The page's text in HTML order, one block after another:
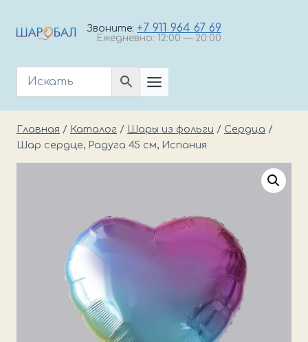
Звоните: +7 911 964 67 69
Ежедневно: 12:00 — 20:00
Главная / Каталог / Шары из фольги / Cердца /
Шар сердце, Радуга 45 см, Испания